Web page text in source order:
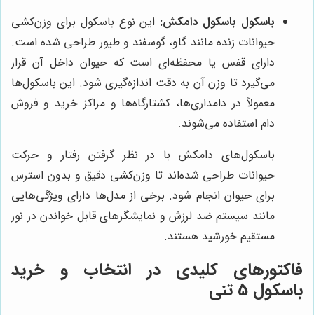
باسکول باسکول دامکش: این نوع باسکول برای وزن‌کشی
حیوانات زنده مانند گاو، گوسفند و طیور طراحی شده است.
دارای قفس یا محفظه‌ای است که حیوان داخل آن قرار
می‌گیرد تا وزن آن به دقت اندازه‌گیری شود. این باسکول‌ها
معمولاً در دامداری‌ها، کشتارگاه‌ها و مراکز خرید و فروش
دام استفاده می‌شوند.
باسکول‌های دامکش با در نظر گرفتن رفتار و حرکت
حیوانات طراحی شده‌اند تا وزن‌کشی دقیق و بدون استرس
برای حیوان انجام شود. برخی از مدل‌ها دارای ویژگی‌هایی
مانند سیستم ضد لرزش و نمایشگرهای قابل خواندن در نور
مستقیم خورشید هستند.
فاکتورهای کلیدی در انتخاب و خرید
باسکول 5 تنی